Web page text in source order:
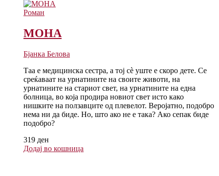
Роман
МОНА
Бјанка Белова
Таа е медицинска сестра, а тој сè уште е скоро дете. Се
среќаваат на урнатините на своите животи, на
урнатините на стариот свет, на урнатините на една
болница, во која продира новиот свет исто како
нишките на ползавците од плевелот. Веројатно, подобро
нема ни да биде. Но, што ако не е така? Ако сепак биде
подобро?
319 ден
Додај во кошница